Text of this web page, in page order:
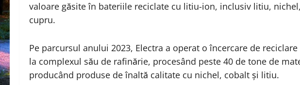
valoare găsite în bateriile reciclate cu litiu-ion, inclusiv litiu,
cupru.
Pe parcursul anului 2023, Electra a operat o încercare de
la complexul său de rafinărie, procesând peste 40 de tone de
producând produse de înaltă calitate cu nichel, cobalt și litiu.